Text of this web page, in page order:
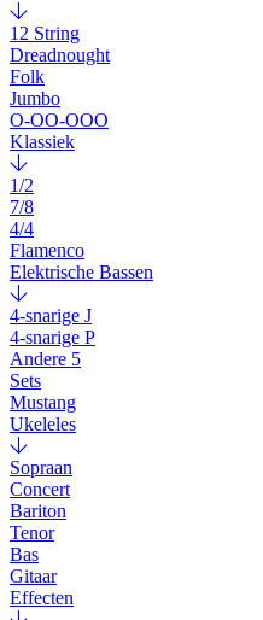
12 String
Dreadnought
Folk
Jumbo
O-OO-OOO
Klassiek
1/2
7/8
4/4
Flamenco
Elektrische Bassen
4-snarige J
4-snarige P
Andere 5
Sets
Mustang
Ukeleles
Sopraan
Concert
Bariton
Tenor
Bas
Gitaar
Effecten